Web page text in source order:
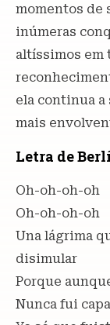
momentos de
inúmeras
altíssimos em
ela continua
mais
Letra de
Oh-oh-oh-oh
Oh-oh-oh-oh
Una lágrima
disimular
Porque
Nunca fui